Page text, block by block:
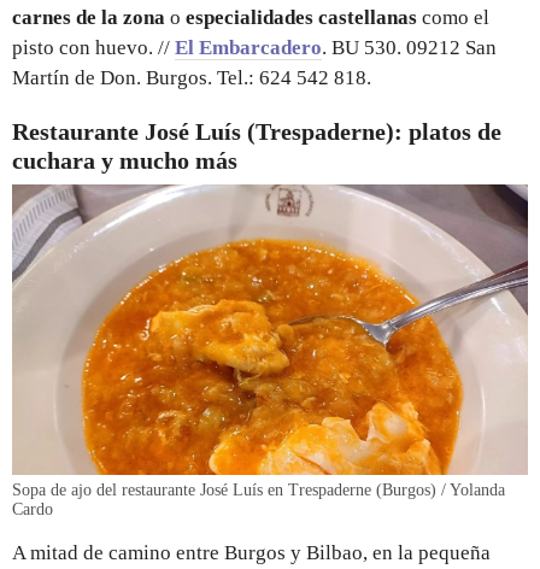
carnes de la zona o especialidades castellanas como el
pisto con huevo. // El Embarcadero. BU 530. 09212 San
Martín de Don. Burgos. Tel.: 624 542 818.
Restaurante José Luís (Trespaderne): platos de
cuchara y mucho más
Sopa de ajo del restaurante José Luís en Trespaderne (Burgos) / Yolanda
Cardo
A mitad de camino entre Burgos y Bilbao, en la pequeña